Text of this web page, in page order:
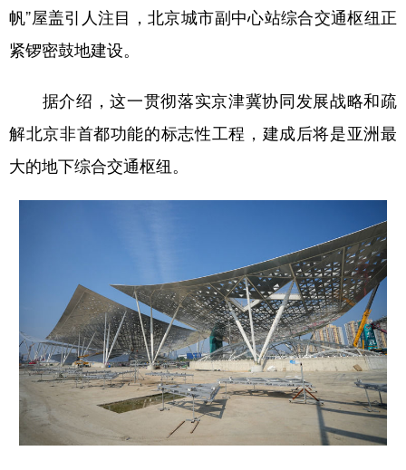
帆”屋盖引人注目，北京城市副中心站综合交通枢纽正
紧锣密鼓地建设。
据介绍，这一贯彻落实京津冀协同发展战略和疏
解北京非首都功能的标志性工程，建成后将是亚洲最
大的地下综合交通枢纽。